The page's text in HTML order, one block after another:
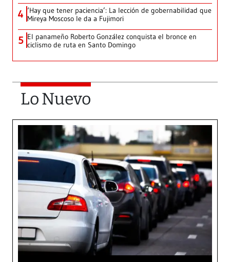
4 ‘Hay que tener paciencia’: La lección de gobernabilidad que
Mireya Moscoso le da a Fujimori
5 El panameño Roberto González conquista el bronce en
ciclismo de ruta en Santo Domingo
Lo Nuevo